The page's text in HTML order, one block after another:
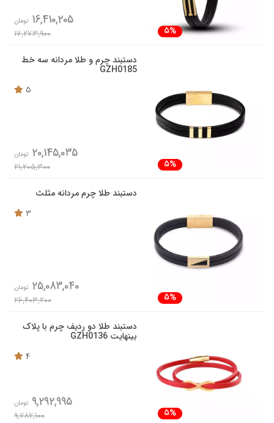
5%
16,410,205 تومان
17,273,900
دستبند چرم و طلا مردانه سه خط
GZH0185
5
5%
20,145,035 تومان
21,205,300
دستبند طلا چرم مردانه مثلث
3
5%
25,083,040 تومان
26,403,200
دستبند طلا دو ردیف چرم با پلاک
بینهایت GZH0136
4
5%
9,292,995 تومان
9,782,100